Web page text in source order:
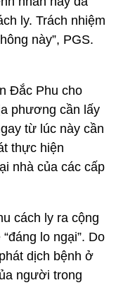
ly. Trách nhiệm
này”, PGS.
Đắc Phu cho
phương cần lấy
từ lúc này cần
thực hiện
nhà của các cấp
cách ly ra cộng
lo ngại”. Do
dịch bệnh ở
người trong